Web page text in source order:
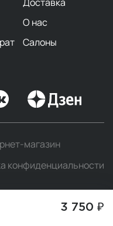
3 750 ₽
О нас
Салоны
магазин
конфиденциальности